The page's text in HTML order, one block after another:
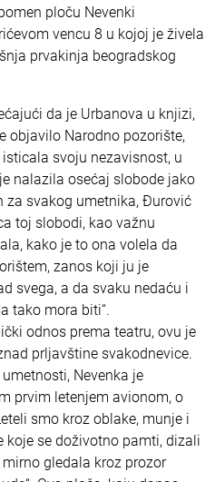
ploču Nevenki
vencu 8 u kojoj je živela
prvakinja beogradskog
da je Urbanova u knjizi,
objavilo Narodno pozorište,
svoju nezavisnost, u
nalazila osećaj slobode jako
za svakog umetnika, Đurović
toj slobodi, kao važnu
kako je to ona volela da
zanos koji ju je
svega, a da svaku nedaću i
tako mora biti“.
odnos prema teatru, ovu je
prljavštine svakodnevice.
Nevenka je
prvim letenjem avionom, o
smo kroz oblake, munje i
koje se doživotno pamti, dizali
gledala kroz prozor